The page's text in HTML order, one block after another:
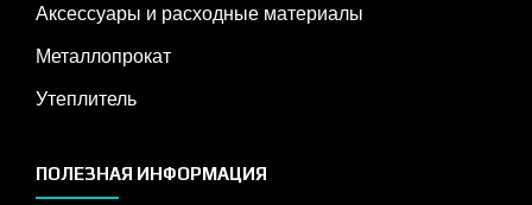
Аксессуары и расходные материалы
Металлопрокат
Утеплитель
ПОЛЕЗНАЯ ИНФОРМАЦИЯ